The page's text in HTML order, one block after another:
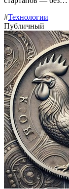
#Технологии
Публичный